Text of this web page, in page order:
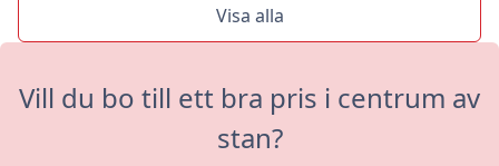
Visa alla
Vill du bo till ett bra pris i centrum av
stan?